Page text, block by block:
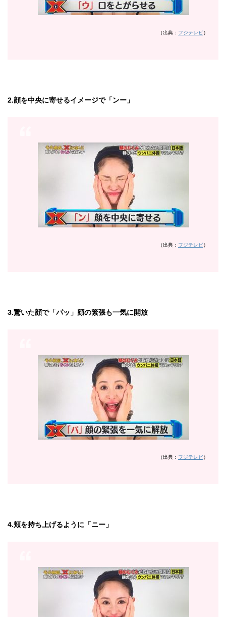
（出典： フジテレビ）
2.顔を中央に寄せるイメージで「ンー」
（出典： フジテレビ）
3.驚いた顔で「パッ」顔の緊張も一気に開放
（出典： フジテレビ）
4.頬を持ち上げるように「ニー」